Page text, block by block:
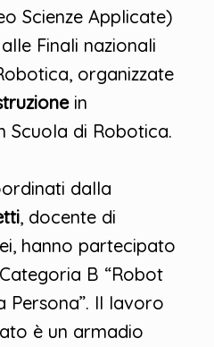
Scienze Applicate)
Finali nazionali
organizzate
in
Scuola di Robotica.
dalla
, docente di
hanno partecipato
B “Robot
Persona”. Il lavoro
è un armadio